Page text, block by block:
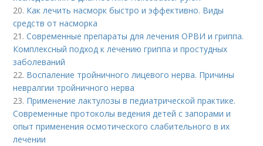
20. Как лечить насморк быстро и эффективно. Виды
средств от насморка
21.Современные препараты для лечения ОРВИ и гриппа.
Комплексный подход к лечению гриппа и простудных
заболеваний
22. Воспаление тройничного лицевого нерва. Причины
невралгии тройничного нерва
23. Применение лактулозы в педиатрической практике.
Современные протоколы ведения детей с запорами и
опыт применения осмотического слабительного в их
лечении